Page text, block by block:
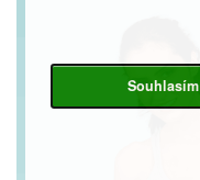
Souhlasím